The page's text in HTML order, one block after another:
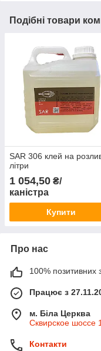
Подібні товари
SAR 306 клей на
літри
1 054,50 ₴/
каністра
Купити
Про нас
100% позитивних з
Працює з
м. Біла Церква
Сквирское шоссе
Контакти